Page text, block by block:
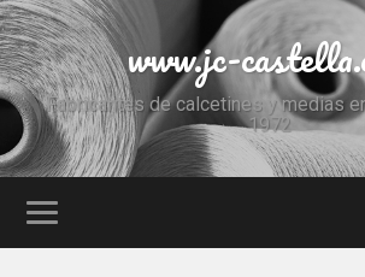
www.jc-
Fabricantes de calcetines y medias
1972